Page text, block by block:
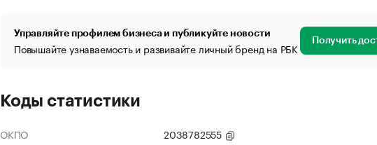
Управляйте профилем бизнеса и публикуйте новости
Повышайте узнаваемость и развивайте личный бренд на РБК Получить
Коды статистики
ОКПО
2038782555